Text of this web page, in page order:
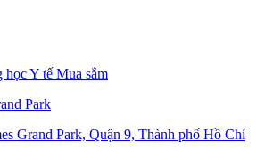
họcY tế Mua sắm
Park
Grand Park, Quận 9, Thành phố Hồ Chí